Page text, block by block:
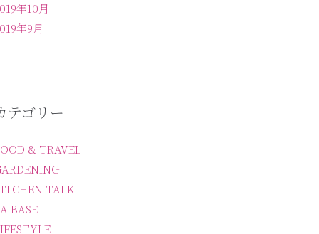
年10月
年9月
テゴリー
& TRAVEL
TALK
BASE